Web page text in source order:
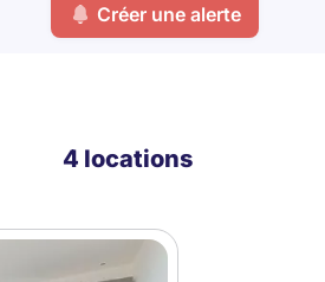
Créer une alerte
4 locations